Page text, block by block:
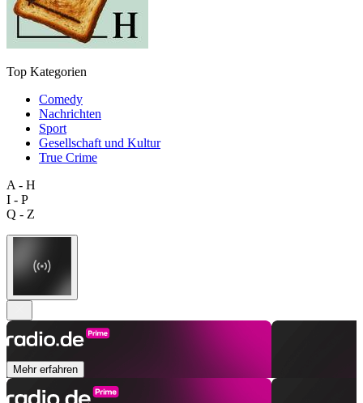
Top Kategorien
Comedy
Nachrichten
Sport
Gesellschaft und Kultur
True Crime
A - H
I - P
Q - Z
Mehr erfahren